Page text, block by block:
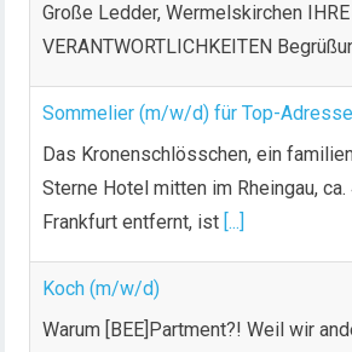
Große Ledder, Wermelskirchen IHRE
VERANTWORTLICHKEITEN
Sommelier (m/w/d) für Top-
Das Kronenschlösschen, ein
Sterne Hotel mitten im Rheingau,
Frankfurt entfernt, ist [...]
Koch (m/w/d)
Warum [BEE]Partment?! Weil wir